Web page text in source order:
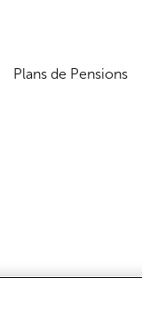
Abrir submenú
Plans de Pensions